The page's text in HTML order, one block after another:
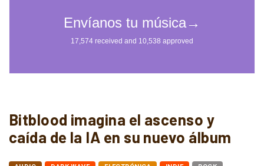
Bitblood imagina el ascenso y
caída de la IA en su nuevo álbum